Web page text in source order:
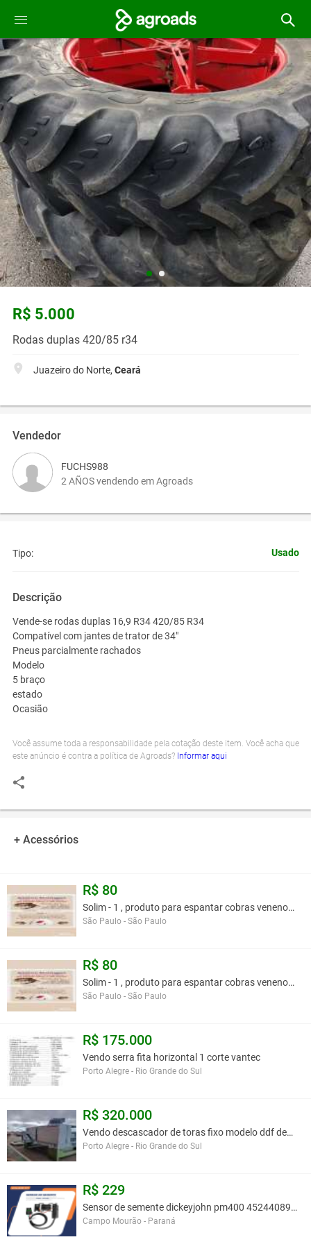
R$ 5.000
Rodas duplas 420/85 r34
Juazeiro do Norte, Ceará
Vendedor
FUCHS988
2 AÑOS vendendo em Agroads
Tipo: Usado
Descrição
Vende-se rodas duplas 16,9 R34 420/85 R34
Compatível com jantes de trator de 34"
Pneus parcialmente rachados
Modelo
5 braço
estado
Ocasião
Você assume toda a responsabilidade pela cotação deste item. Você acha que
este anúncio é contra a política de Agroads? Informar aqui
+ Acessórios
R$ 80
Solim - 1 , produto para espantar cobras venenosa
São Paulo - São Paulo
R$ 80
Solim - 1 , produto para espantar cobras venenosa
São Paulo - São Paulo
R$ 175.000
Vendo serra fita horizontal 1 corte vantec
Porto Alegre - Rio Grande do Sul
R$ 320.000
Vendo descascador de toras fixo modelo ddf demu
Porto Alegre - Rio Grande do Sul
R$ 229
Sensor de semente dickeyjohn pm400 452440891 aa619
Campo Mourão - Paraná